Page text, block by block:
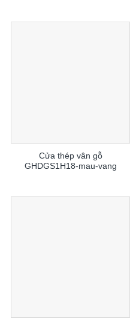
Cửa thép vân gỗ
GHDGS1H18-mau-vang